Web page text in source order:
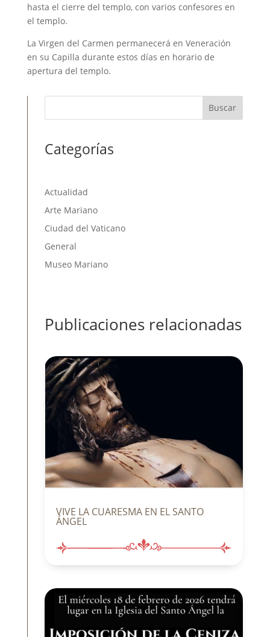
hasta el cierre del templo, con varios confesores en
el templo.
La Virgen del Carmen permanecerá en Veneración
en su Capilla durante estos días en horario de
apertura del templo.
Buscar
Categorías
Actualidad
Arte Mariano
Ciudad del Vaticano
General
Museo Mariano
Publicaciones relacionadas
VIVE LA CUARESMA EN EL SANTO
ÁNGEL